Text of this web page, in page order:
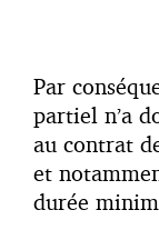
Par
partiel n’a
au contrat
et
durée